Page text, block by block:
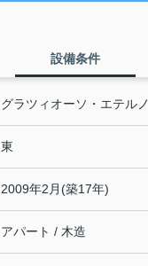
設備条件
グラツィオーソ・エテルノ
東
2009年2月(築17年)
アパート / 木造